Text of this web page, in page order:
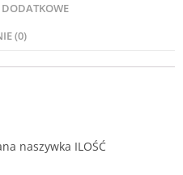
(0)
naszywka ILOŚĆ